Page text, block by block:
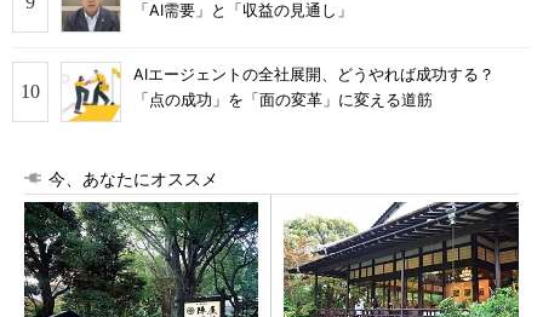
「AI需要」と「収益の見通し」
AIエージェントの全社展開、どうやれば成功する？
「点の成功」を「面の変革」に変える道筋
今、あなたにオススメ